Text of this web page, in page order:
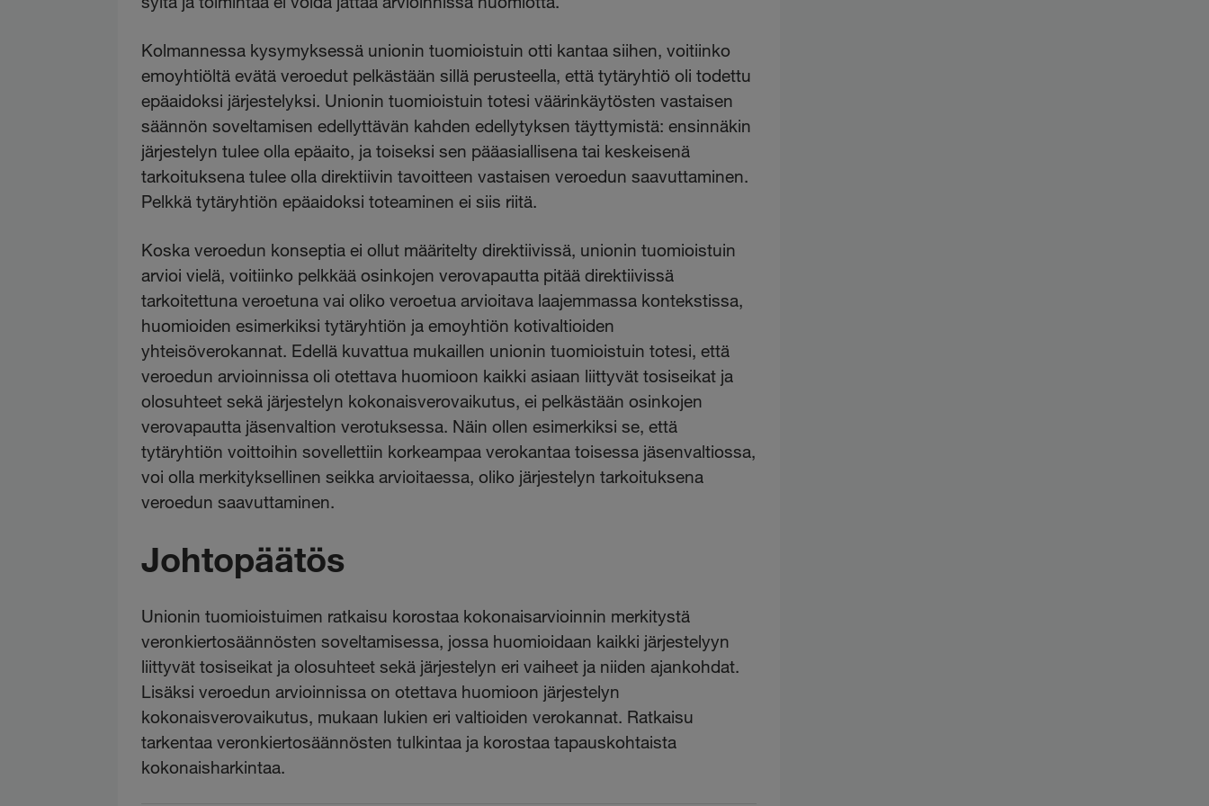
Kolmannessa kysymyksessä unionin tuomioistuin otti kantaa siihen, voitiinko
emoyhtiöltä evätä veroedut pelkästään sillä perusteella, että tytäryhtiö oli todettu
epäaidoksi järjestelyksi. Unionin tuomioistuin totesi väärinkäytösten vastaisen
säännön soveltamisen edellyttävän kahden edellytyksen täyttymistä: ensinnäkin
järjestelyn tulee olla epäaito, ja toiseksi sen pääasiallisena tai keskeisenä
tarkoituksena tulee olla direktiivin tavoitteen vastaisen veroedun saavuttaminen.
Pelkkä tytäryhtiön epäaidoksi toteaminen ei siis riitä.
Koska veroedun konseptia ei ollut määritelty direktiivissä, unionin tuomioistuin
arvioi vielä, voitiinko pelkkää osinkojen verovapautta pitää direktiivissä
tarkoitettuna veroetuna vai oliko veroetua arvioitava laajemmassa kontekstissa,
huomioiden esimerkiksi tytäryhtiön ja emoyhtiön kotivaltioiden
yhteisöverokannat. Edellä kuvattua mukaillen unionin tuomioistuin totesi, että
veroedun arvioinnissa oli otettava huomioon kaikki asiaan liittyvät tosiseikat ja
olosuhteet sekä järjestelyn kokonaisverovaikutus, ei pelkästään osinkojen
verovapautta jäsenvaltion verotuksessa. Näin ollen esimerkiksi se, että
tytäryhtiön voittoihin sovellettiin korkeampaa verokantaa toisessa jäsenvaltiossa,
voi olla merkityksellinen seikka arvioitaessa, oliko järjestelyn tarkoituksena
veroedun saavuttaminen.
Johtopäätös
Unionin tuomioistuimen ratkaisu korostaa kokonaisarvioinnin merkitystä
veronkiertosäännösten soveltamisessa, jossa huomioidaan kaikki järjestelyyn
liittyvät tosiseikat ja olosuhteet sekä järjestelyn eri vaiheet ja niiden ajankohdat.
Lisäksi veroedun arvioinnissa on otettava huomioon järjestelyn
kokonaisverovaikutus, mukaan lukien eri valtioiden verokannat. Ratkaisu
tarkentaa veronkiertosäännösten tulkintaa ja korostaa tapauskohtaista
kokonaisharkintaa.